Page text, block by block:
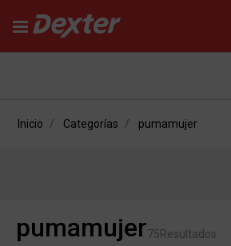
Inicio Categorías pumamujer
pumamujer75Resultados